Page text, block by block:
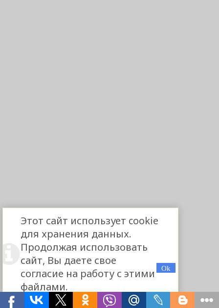
Этот сайт использует cookie
для хранения данных.
Продолжая использовать
сайт, Вы даете свое
согласие на работу с этими
файлами.